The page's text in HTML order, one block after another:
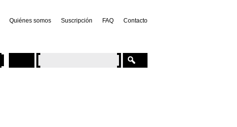
Quiénes somos Suscripción FAQ Contacto